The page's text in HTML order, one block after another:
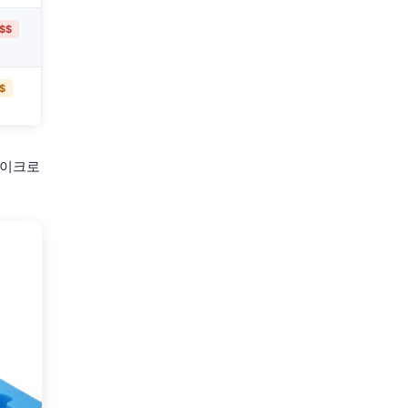
크로